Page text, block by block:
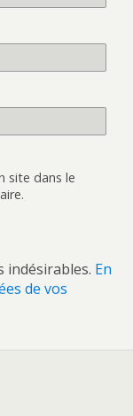
site dans le
indésirables. En
de vos